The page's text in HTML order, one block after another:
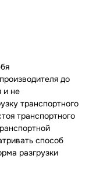
до
и не
транспортного
транспортного
способ
разгрузки